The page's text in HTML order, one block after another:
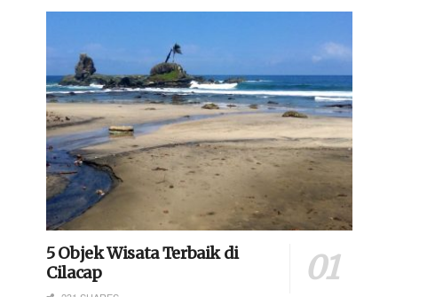
5 Objek Wisata Terbaik di
Cilacap